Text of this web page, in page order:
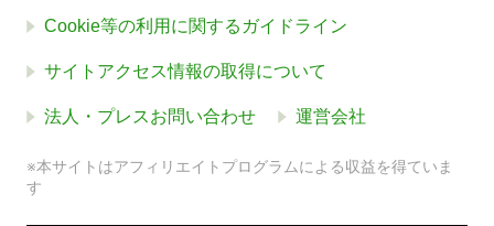
Cookie等の利用に関するガイドライン
サイトアクセス情報の取得について
法人・プレスお問い合わせ 運営会社
※本サイトはアフィリエイトプログラムによる収益を得ていま
す